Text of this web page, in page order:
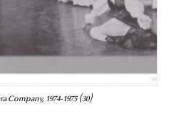
Company, 1974-1975 (30)